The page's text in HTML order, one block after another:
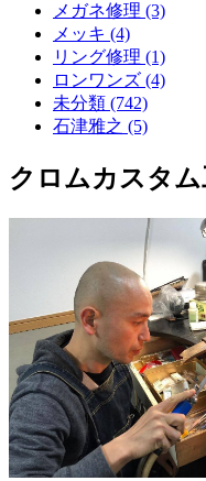
メガネ修理 (3)
メッキ (4)
リング修理 (1)
ロンワンズ (4)
未分類 (742)
石津雅之 (5)
クロムカスタ